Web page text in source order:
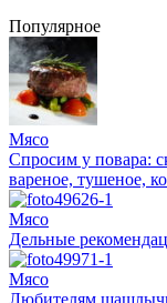
Популярное
Мясо
Спросим у повара:
вареное, тушеное,
Мясо
Дельные
Мясо